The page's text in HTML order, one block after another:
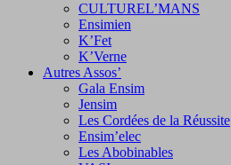
CULTUREL’MANS
Ensimien
K’Fet
K’Verne
Autres Assos’
Gala Ensim
Jensim
Les Cordées de la Réussite
Ensim’elec
Les Abobinables